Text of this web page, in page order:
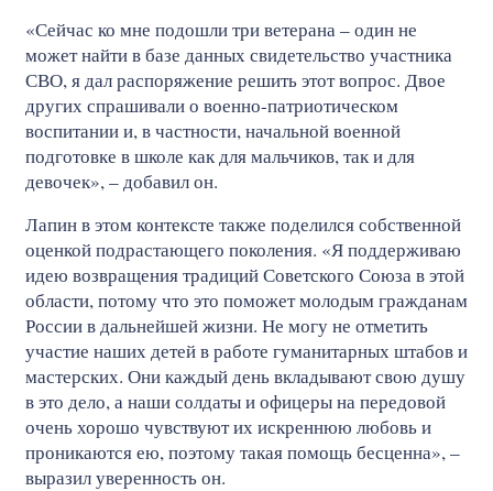
«Сейчас ко мне подошли три ветерана – один не
может найти в базе данных свидетельство участника
СВО, я дал распоряжение решить этот вопрос. Двое
других спрашивали о военно-патриотическом
воспитании и, в частности, начальной военной
подготовке в школе как для мальчиков, так и для
девочек», – добавил он.
Лапин в этом контексте также поделился собственной
оценкой подрастающего поколения. «Я поддерживаю
идею возвращения традиций Советского Союза в этой
области, потому что это поможет молодым гражданам
России в дальнейшей жизни. Не могу не отметить
участие наших детей в работе гуманитарных штабов и
мастерских. Они каждый день вкладывают свою душу
в это дело, а наши солдаты и офицеры на передовой
очень хорошо чувствуют их искреннюю любовь и
проникаются ею, поэтому такая помощь бесценна», –
выразил уверенность он.